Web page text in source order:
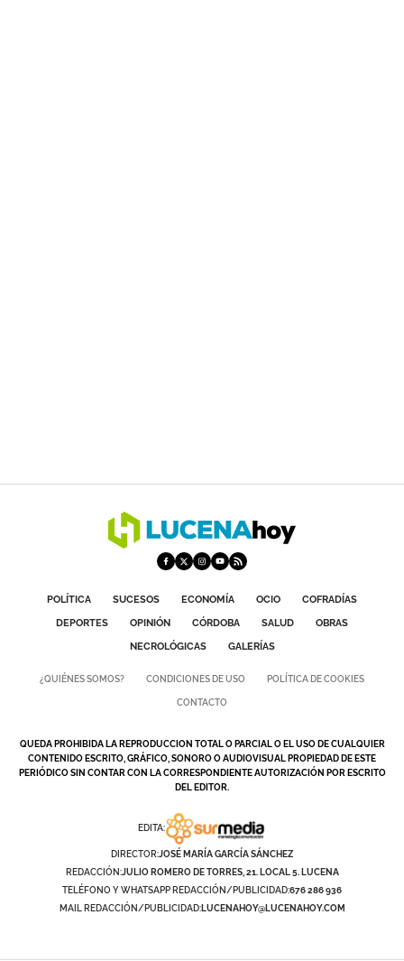
POLÍTICA SUCESOS ECONOMÍA OCIO
COFRADÍAS
DEPORTES
OPINIÓN CÓRDOBA SALUD
OBRAS
NECROLÓGICAS
GALERÍAS
¿QUIÉNES SOMOS? CONDICIONES DE USO POLÍTICA DE COOKIES
CONTACTO
QUEDA PROHIBIDA LA REPRODUCCION TOTAL O PARCIAL O EL USO DE CUALQUIER
CONTENIDO ESCRITO, GRÁFICO, SONORO O AUDIOVISUAL PROPIEDAD DE ESTE
PERIÓDICO SIN CONTAR CON LA CORRESPONDIENTE AUTORIZACIÓN POR ESCRITO
DEL EDITOR.
EDITA:
DIRECTOR:JOSÉ MARÍA GARCÍA SÁNCHEZ
REDACCIÓN:JULIO ROMERO DE TORRES, 21. LOCAL 5. LUCENA
TELÉFONO Y WHATSAPP REDACCIÓN/PUBLICIDAD:676 286 936
MAIL REDACCIÓN/PUBLICIDAD:LUCENAHOY@LUCENAHOY.COM